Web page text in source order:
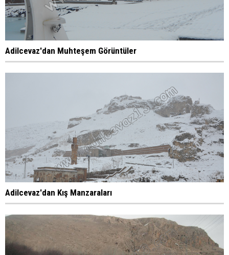
Adilcevaz'dan Muhteşem Görüntüler
Adilcevaz'dan Kış Manzaraları